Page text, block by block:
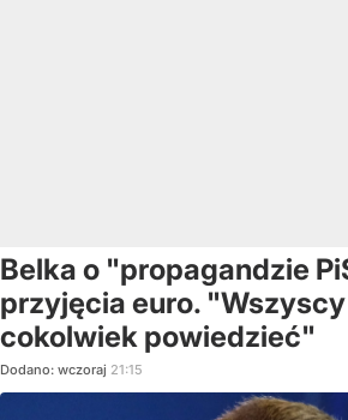
Belka o "propagandzie
przyjęcia euro.
cokolwiek powiedzieć"
Dodano: wczoraj 21:15